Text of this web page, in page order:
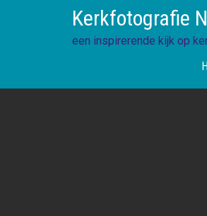
Kerkfotografie
een inspirerende kijk op